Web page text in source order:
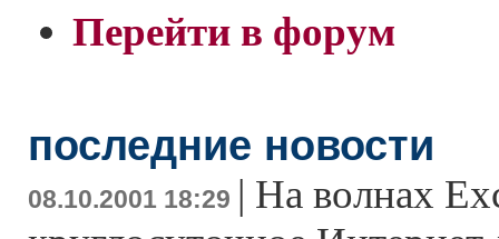
Перейти в форум
последние новости
08.10.2001 18:29 | На волнах